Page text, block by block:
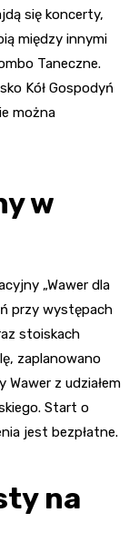
się koncerty,
między innymi
Taneczne.
Kół Gospodyń
można
w
„Wawer dla
przy występach
stoiskach
zaplanowano
z udziałem
Start o
jest bezpłatne.
na